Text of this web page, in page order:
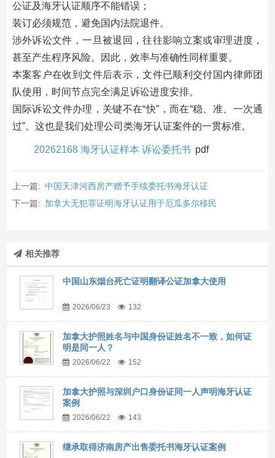
公证及海牙认证顺序不能错误；
装订必须规范，避免国内法院退件。
涉外诉讼文件，一旦被退回，往往影响立案或审理进度，
甚至产生程序风险。因此，效率与准确性同样重要。
本案客户在收到文件后表示，文件已顺利交付国内律师团
队使用，时间节点完全满足诉讼进度安排。
国际诉讼文件办理，关键不在“快”，而在“稳、准、一次通
过”。这也是我们处理公司类海牙认证案件的一贯标准。
20262168 海牙认证样本 诉讼委托书 pdf
上一篇: 中国天津河西房产赠予手续委托书海牙认证
下一篇: 加拿大无犯罪证明海牙认证用于厄瓜多尔移民
相关推荐
中国山东烟台死亡证明翻译公证加拿大使用
2026/06/23 132
加拿大护照姓名与中国身份证姓名不一致，如何证
明是同一人？
2026/06/22 152
加拿大护照与深圳户口身份证同一人声明海牙认证
案例
2026/06/22 143
继承取得济南房产出售委托书海牙认证案例